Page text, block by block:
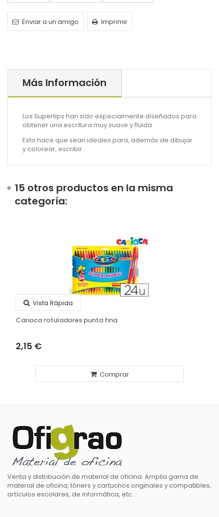
Enviar a un amigo Imprimir
Más Información
Los Supertips han sido especialmente diseñados para
obtener una escritura muy suave y fluida.
Esto hace que sean ideales para, además de dibujar
y colorear, escribir.
15 otros productos en la misma
categoría:
Vista Rápida
Carioca rotuladores punta fina
2,15 €
Comprar
Venta y distribución de material de oficina. Amplia gama de
material de oficina, tóners y cartuchos originales y compatibles,
artículos escolares, de informática, etc.